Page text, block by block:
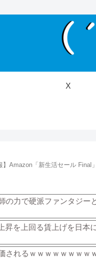
X
】Amazon「新生活セール Final
の力で硬派ファンタジ
昇を上回る賃上げを日
されるｗｗｗｗｗｗｗｗ